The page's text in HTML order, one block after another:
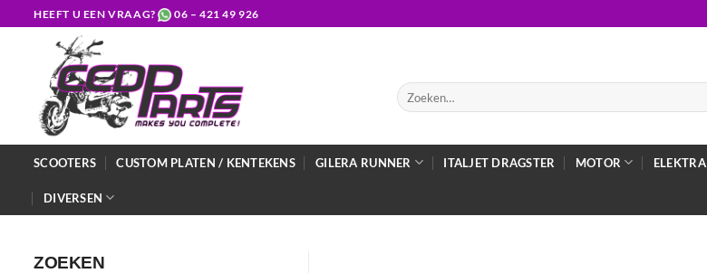
naar
HEEFT U EEN VRAAG? 06 – 421 49 926
Zoeken
naar:
SCOOTERS CUSTOM PLATEN / KENTEKENS GILERA RUNNER ITALJET DRAGSTER MOTOR ELEKTRA
DIVERSEN
ZOEKEN